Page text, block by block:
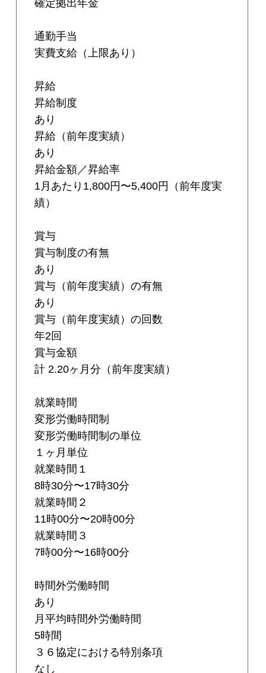
確定拠出年金
通勤手当
実費支給（上限あり）
昇給
昇給制度
あり
昇給（前年度実績）
あり
昇給金額／昇給率
1月あたり1,800円〜5,400円（前年度実
績）
賞与
賞与制度の有無
あり
賞与（前年度実績）の有無
あり
賞与（前年度実績）の回数
年2回
賞与金額
計 2.20ヶ月分（前年度実績）
就業時間
変形労働時間制
変形労働時間制の単位
１ヶ月単位
就業時間１
8時30分〜17時30分
就業時間２
11時00分〜20時00分
就業時間３
7時00分〜16時00分
時間外労働時間
あり
月平均時間外労働時間
5時間
３６協定における特別条項
なし